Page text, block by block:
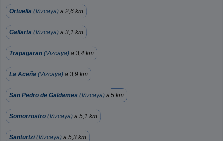
Ortuella (Vizcaya) a 2,6 km
Gallarta (Vizcaya) a 3,1 km
Trapagaran (Vizcaya) a 3,4 km
La Aceña (Vizcaya) a 3,9 km
San Pedro de Galdames (Vizcaya) a 5 km
Somorrostro (Vizcaya) a 5,1 km
Santurtzi(Vizcaya) a 5,3 km